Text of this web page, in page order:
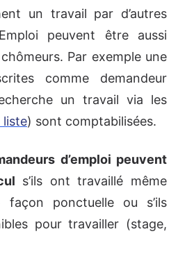
un travail par d’autres
peuvent être aussi
Par exemple une
comme demandeur
un travail via les
liste) sont comptabilisées.
d’emploi peuvent
s’ils ont travaillé même
ponctuelle ou s’ils
pour travailler (stage,